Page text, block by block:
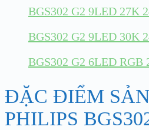
BGS302 G2 9LED 27K
BGS302 G2 9LED 30K
BGS302 G2 6LED RGB
ĐẶC ĐIỂM
PHILIPS